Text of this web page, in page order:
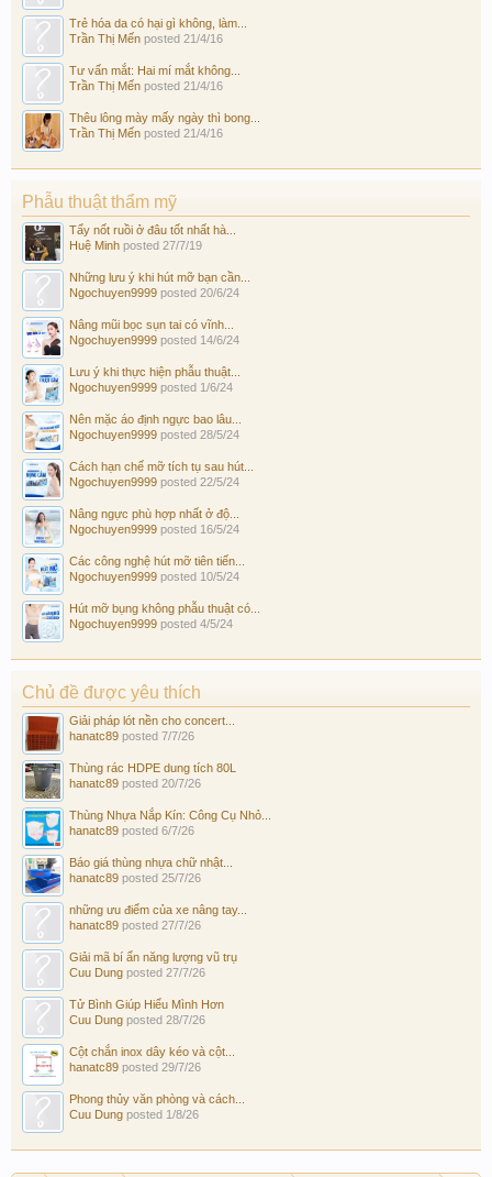
Trẻ hóa da có hại gì không, làm...
Trần Thị Mến posted 21/4/16
Tư vấn mắt: Hai mí mắt không...
Trần Thị Mến posted 21/4/16
Thêu lông mày mấy ngày thì bong...
Trần Thị Mến posted 21/4/16
Phẫu thuật thẩm mỹ
Tẩy nốt ruồi ở đâu tốt nhất hà...
Huệ Minh posted 27/7/19
Những lưu ý khi hút mỡ bạn cần...
Ngochuyen9999 posted 20/6/24
Nâng mũi bọc sụn tai có vĩnh...
Ngochuyen9999 posted 14/6/24
Lưu ý khi thực hiện phẫu thuật...
Ngochuyen9999 posted 1/6/24
Nên mặc áo định ngực bao lâu...
Ngochuyen9999 posted 28/5/24
Cách hạn chế mỡ tích tụ sau hút...
Ngochuyen9999 posted 22/5/24
Nâng ngực phù hợp nhất ở độ...
Ngochuyen9999 posted 16/5/24
Các công nghệ hút mỡ tiên tiến...
Ngochuyen9999 posted 10/5/24
Hút mỡ bụng không phẫu thuật có...
Ngochuyen9999 posted 4/5/24
Chủ đề được yêu thích
Giải pháp lót nền cho concert...
hanatc89 posted 7/7/26
Thùng rác HDPE dung tích 80L
hanatc89 posted 20/7/26
Thùng Nhựa Nắp Kín: Công Cụ Nhỏ...
hanatc89 posted 6/7/26
Báo giá thùng nhựa chữ nhật...
hanatc89 posted 25/7/26
những ưu điểm của xe nâng tay...
hanatc89 posted 27/7/26
Giải mã bí ẩn năng lượng vũ trụ
Cuu Dung posted 27/7/26
Tử Bình Giúp Hiểu Mình Hơn
Cuu Dung posted 28/7/26
Cột chắn inox dây kéo và cột...
hanatc89 posted 29/7/26
Phong thủy văn phòng và cách...
Cuu Dung posted 1/8/26